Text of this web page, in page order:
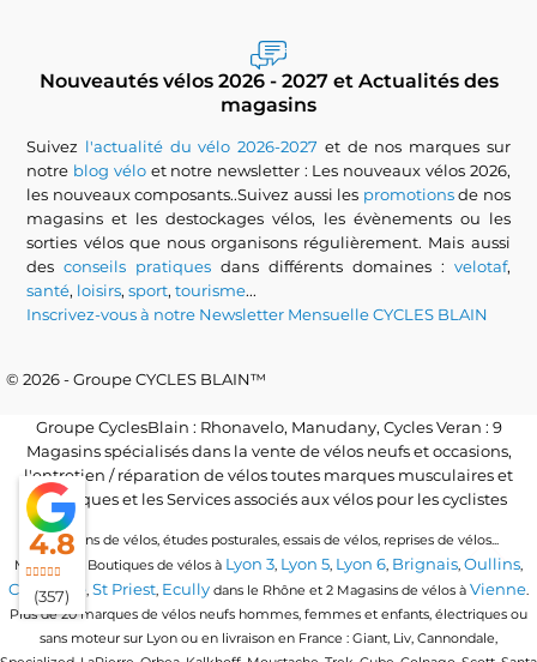
Nouveautés vélos 2026 - 2027 et Actualités des
magasins
Suivez l'actualité du vélo 2026-2027 et de nos marques sur
notre blog véloet notre newsletter : Les nouveaux vélos 2026,
les nouveaux composants..Suivez aussi les promotionsde nos
magasins et les destockages vélos, les évènements ou les
sorties vélos que nous organisons régulièrement. Mais aussi
desconseils pratiques dans différents domaines : velotaf,
santé, loisirs,sport,tourisme...
Inscrivez-vous à notre Newsletter Mensuelle CYCLES BLAIN
© 2026 - Groupe CYCLES BLAIN™
Groupe CyclesBlain : Rhonavelo, Manudany, Cycles Veran : 9
Magasins spécialisés dans la vente de vélos neufs et occasions,
l'entretien / réparation de vélos toutes marques musculaires et
électriques et les Services associés aux vélos pour les cyclistes
Locations de vélos, études posturales, essais de vélos, reprises de vélos...
Magasins / Boutiques de vélos à Lyon 3, Lyon 5, Lyon 6, Brignais, Oullins,
Craponne, St Priest, Ecully dans le Rhône et 2 Magasins de vélos à Vienne.
Plus de 20 marques de vélos neufs hommes, femmes et enfants, électriques ou
sans moteur sur Lyon ou en livraison en France : Giant, Liv, Cannondale,
4.8
(357)